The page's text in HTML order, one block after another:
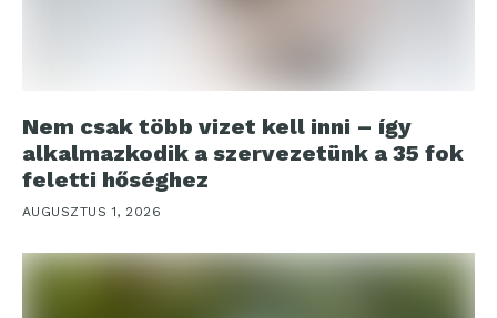
Nem csak több vizet kell inni – így
alkalmazkodik a szervezetünk a 35 fok
feletti hőséghez
AUGUSZTUS 1, 2026